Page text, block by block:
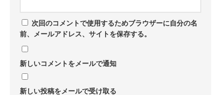
次回のコメントで使用するためブラウザーに自分の名
前、メールアドレス、サイトを保存する。
新しいコメントをメールで通知
新しい投稿をメールで受け取る